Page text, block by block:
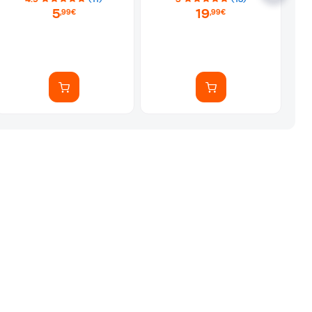
5,99€ 19,99€